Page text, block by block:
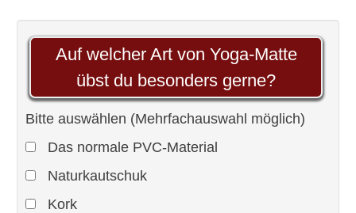
Auf welcher Art von Yoga-Matte
übst du besonders gerne?
Bitte auswählen (Mehrfachauswahl möglich)
Das normale PVC-Material
Naturkautschuk
Kork